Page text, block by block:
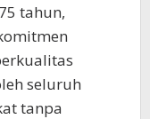
tahun,
seluruh
tanpa